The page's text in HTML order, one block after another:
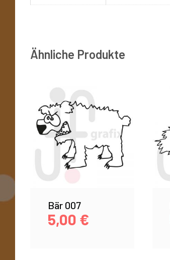
Ähnliche Produkte
Bär 007
5,00 €